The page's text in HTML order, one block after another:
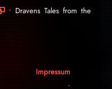
• Dravens Tales from the
Impressum
.